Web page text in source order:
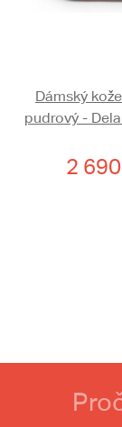
Dámský
pudrový -
2